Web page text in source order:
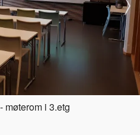
møterom i 3.etg